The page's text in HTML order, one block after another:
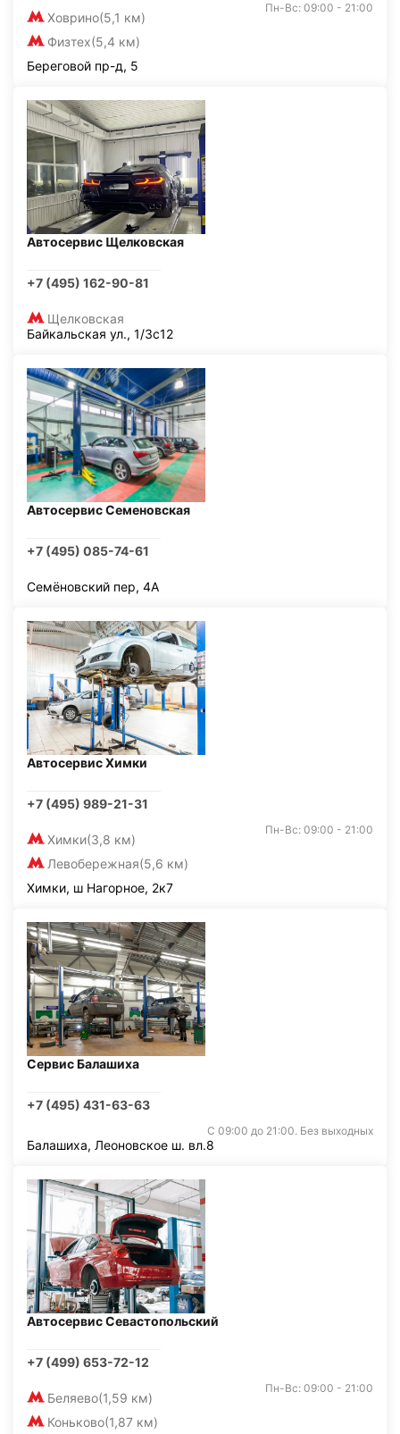
Ховрино(5,1 км)
Физтех(5,4 км)
Пн-Вс: 09:00 - 21:00
Береговой пр-д, 5
Автосервис Щелковская
+7 (495) 162-90-81
Щелковская
Байкальская ул., 1/3с12
Автосервис Семеновская
+7 (495) 085-74-61
Семёновский пер, 4А
Автосервис Химки
+7 (495) 989-21-31
Химки(3,8 км)
Левобережная(5,6 км)
Пн-Вс: 09:00 - 21:00
Химки, ш Нагорное, 2к7
Сервис Балашиха
+7 (495) 431-63-63
С 09:00 до 21:00. Без выходных
Балашиха, Леоновское ш. вл.8
Автосервис Севастопольский
+7 (499) 653-72-12
Беляево(1,59 км)
Коньково(1,87 км)
Пн-Вс: 09:00 - 21:00